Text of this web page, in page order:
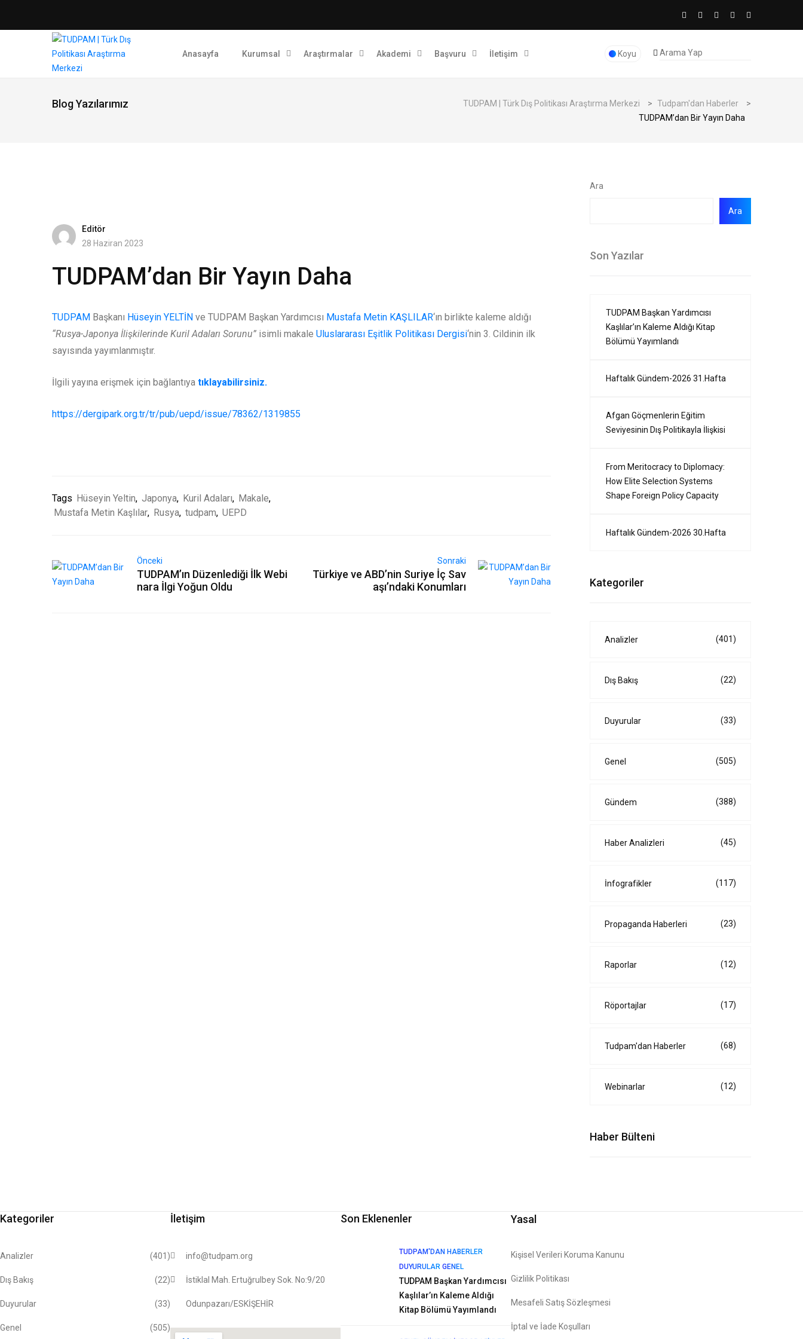
Anasayfa Kurumsal Araştırmalar Akademi Başvuru İletişim Koyu
Blog Yazılarımız TUDPAM | Türk Dış Politikası Araştırma Merkezi > Tudpam'dan Haberler
>
TUDPAM’dan Bir Yayın Daha
Editör
28 Haziran 2023
TUDPAM’dan Bir Yayın Daha
TUDPAM Başkanı Hüseyin YELTİN ve TUDPAM Başkan Yardımcısı Mustafa Metin KAŞLILAR‘ın birlikte kaleme aldığı
“Rusya-Japonya İlişkilerinde Kuril Adaları Sorunu” isimli makale Uluslararası Eşitlik Politikası Dergisi‘nin 3. Cildinin ilk
sayısında yayımlanmıştır.
İlgili yayına erişmek için bağlantıya tıklayabilirsiniz.
https://dergipark.org.tr/tr/pub/uepd/issue/78362/1319855
Tags Hüseyin Yeltin, Japonya, Kuril Adaları, Makale,
Mustafa Metin Kaşlılar, Rusya, tudpam, UEPD
Önceki
TUDPAM’ın Düzenlediği İlk Webi
nara İlgi Yoğun Oldu
Sonraki
Türkiye ve ABD’nin Suriye İç Sav
aşı’ndaki Konumları
Ara
Ara
Son Yazılar
TUDPAM Başkan Yardımcısı
Kaşlılar’ın Kaleme Aldığı Kitap
Bölümü Yayımlandı
Haftalık Gündem-2026 31.Hafta
Afgan Göçmenlerin Eğitim
Seviyesinin Dış Politikayla İlişkisi
From Meritocracy to Diplomacy:
How Elite Selection Systems
Shape Foreign Policy Capacity
Haftalık Gündem-2026 30.Hafta
Kategoriler
Analizler (401)
Dış Bakış (22)
Duyurular (33)
Genel (505)
Gündem (388)
Haber Analizleri (45)
İnfografikler (117)
Propaganda Haberleri (23)
Raporlar (12)
Röportajlar (17)
Tudpam'dan Haberler (68)
Webinarlar (12)
Haber Bülteni
Kategoriler
Analizler (401)
Dış Bakış (22)
Duyurular (33)
Genel (505)
İletişim
info@tudpam.org
İstiklal Mah. Ertuğrulbey Sok. No:9/20
Odunpazarı/ESKİŞEHİR
Son Eklenenler
TUDPAM'DAN HABERLER
DUYURULAR GENEL
TUDPAM Başkan Yardımcısı
Kaşlılar’ın Kaleme Aldığı
Kitap Bölümü Yayımlandı
Yasal
Kişisel Verileri Koruma Kanunu
Gizlilik Politikası
Mesafeli Satış Sözleşmesi
İptal ve İade Koşulları